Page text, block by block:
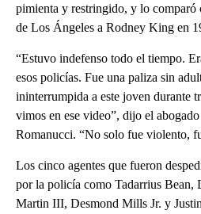
pimienta y restringido, y lo comparó
de Los Ángeles a Rodney King en
“Estuvo indefenso todo el tiempo.
esos policías. Fue una paliza sin
ininterrumpida a este joven durante
vimos en ese video”, dijo el
Romanucci. “No solo fue violento,
Los cinco agentes que fueron
por la policía como Tadarrius Bean,
Martin III, Desmond Mills Jr. y